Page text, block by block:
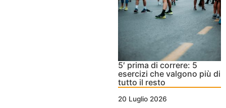
5′ prima di correre: 5
esercizi che valgono più di
tutto il resto
20 Luglio 2026